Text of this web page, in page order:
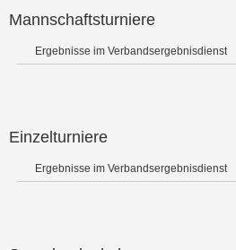
Mannschaftsturniere
Ergebnisse im Verbandsergebnisdienst
Einzelturniere
Ergebnisse im Verbandsergebnisdienst